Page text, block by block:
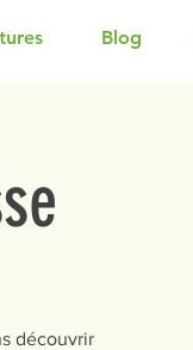
Blog
découvrir